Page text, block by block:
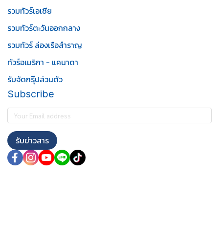
รวมทัวร์เอเชีย
รวมทัวร์ตะวันออกกลาง
รวมทัวร์ ล่องเรือสำราญ
ทัวร์อเมริกา - แคนาดา
รับจัดกรุ๊ปส่วนตัว
Subscribe
รับข่าวสาร